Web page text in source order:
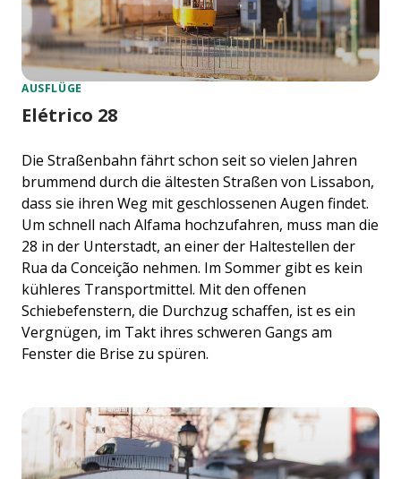
AUSFLÜGE
Elétrico 28
Die Straßenbahn fährt schon seit so vielen Jahren
brummend durch die ältesten Straßen von Lissabon,
dass sie ihren Weg mit geschlossenen Augen findet.
Um schnell nach Alfama hochzufahren, muss man die
28 in der Unterstadt, an einer der Haltestellen der
Rua da Conceição nehmen. Im Sommer gibt es kein
kühleres Transportmittel. Mit den offenen
Schiebefenstern, die Durchzug schaffen, ist es ein
Vergnügen, im Takt ihres schweren Gangs am
Fenster die Brise zu spüren.